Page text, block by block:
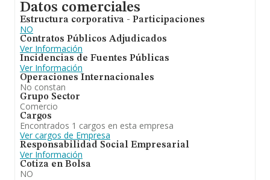
Datos comerciales
Estructura corporativa - Participaciones
NO
Contratos Públicos Adjudicados
Ver Información
Incidencias de Fuentes Públicas
Ver Información
Operaciones Internacionales
No constan
Grupo Sector
Comercio
Cargos
Encontrados 1 cargos en esta empresa
Ver cargos de Empresa
Responsabilidad Social Empresarial
Ver Información
Cotiza en Bolsa
NO